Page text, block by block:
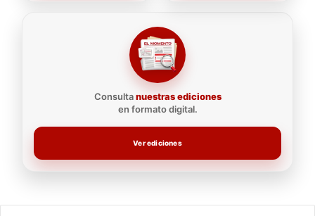
Consultanuestras ediciones
en formato digital.
Ver ediciones